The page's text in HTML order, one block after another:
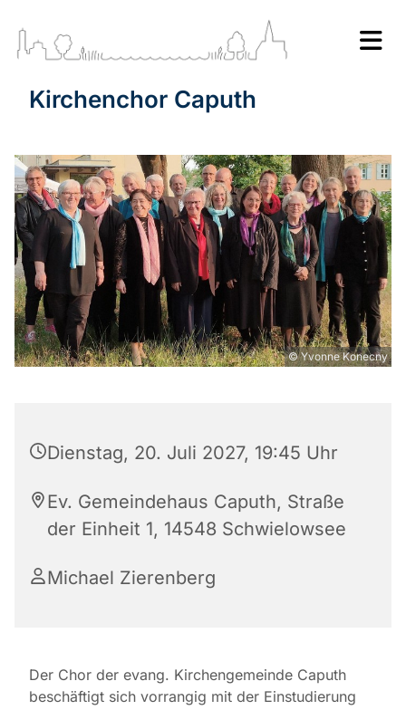
Kirchenchor Caputh
© Yvonne Konecny
Dienstag, 20. Juli 2027, 19:45 Uhr
Ev. Gemeindehaus Caputh, Straße
der Einheit 1, 14548 Schwielowsee
Michael Zierenberg
Der Chor der evang. Kirchengemeinde Caputh
beschäftigt sich vorrangig mit der Einstudierung